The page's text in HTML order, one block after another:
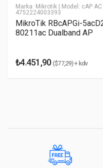
5 GHz
2.4 GHz
5 GHz
Desteklenen
WiFi 7
Yorumu Gönder
Marka: Mikrotik | Model: cAP AC
4752224003393
MikroTik RBcAPGi-
80211ac Dualband AP
₺4.451,90($77,29) + kdv